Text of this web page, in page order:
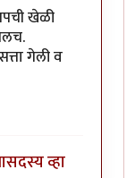
खेळी
गेली व
सदस्य व्हा